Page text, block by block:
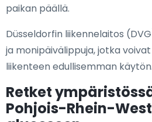
paikan päällä.
Düsseldorfin liikennelaitos
ja monipäivälippuja, jotka
liikenteen edullisemman käytön.
Retket
Pohjois-Rhein-